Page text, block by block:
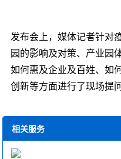
发布会上，媒体记者针对
园的影响及对策、产业园
如何惠及企业及百姓、如
创新等方面进行了现场提问
相关服务